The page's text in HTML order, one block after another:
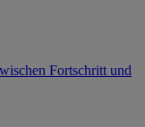
Fortschritt und